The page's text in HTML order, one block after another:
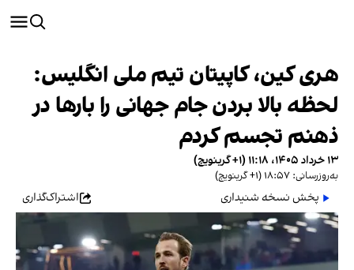
هری کین، کاپیتان تیم ملی انگلیس:
لحظه بالا بردن جام جهانی را بارها در
ذهنم تجسم کردم
۱۳ خرداد ۱۴۰۵، ۱۱:۱۸ (‎+۱ گرینویچ)
به‌روزرسانی: ۱۸:۵۷ (‎+۱ گرینویچ)
پخش نسخه شنیداری اشتراک‌گذاری